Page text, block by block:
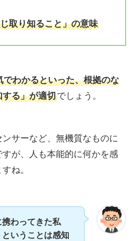
取り知ること」の意味
わかるといった、根拠のな
る」が適切でしょう。
サーなど、無機質なものに
が、人も本能的に何かを感
ね。
わってきた私
いうことは感知